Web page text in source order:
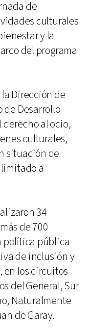
de
culturales
y la
del programa
Dirección de
Desarrollo
al ocio,
culturales,
situación de
a
34
de 700
política pública
de inclusión y
los circuitos
del General, Sur
Naturalmente
de Garay.